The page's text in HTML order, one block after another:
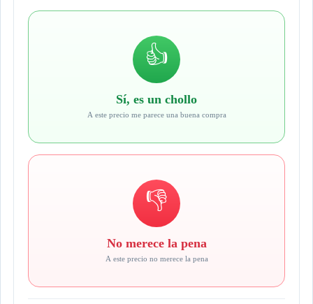
👍
Sí, es un chollo
A este precio me parece una buena compra
👎
No merece la pena
A este precio no merece la pena